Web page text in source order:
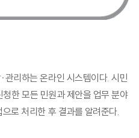
관리하는 온라인 시스템이다. 시민
한 모든 민원과 제안을 업무 분야
로 처리한 후 결과를 알려준다.